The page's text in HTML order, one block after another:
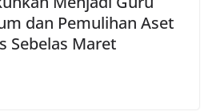
dan Pemulihan Aset
Sebelas Maret